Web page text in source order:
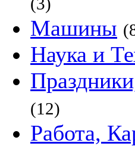
Машины
Наука и
(12)
Работа,